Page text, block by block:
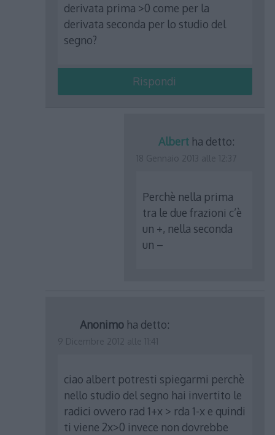
derivata prima >0 come per la
derivata seconda per lo studio del
segno?
Rispondi
Albert ha detto:
Perchè nella prima
tra le due frazioni c’è
un +, nella seconda
un –
Anonimo ha detto:
ciao albert potresti spiegarmi perchè
nello studio del segno hai invertito le
radici ovvero rad 1+x > rda 1-x e quindi
ti viene 2x>0 invece non dovrebbe